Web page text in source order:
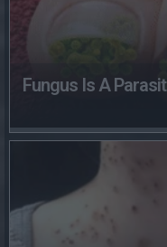
Fungus Is A